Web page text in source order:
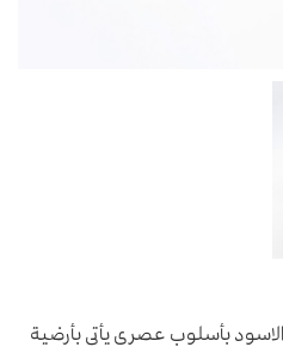
بأسلوب عصري يأتي بأرضية